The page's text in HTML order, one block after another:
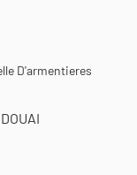
D'armentieres